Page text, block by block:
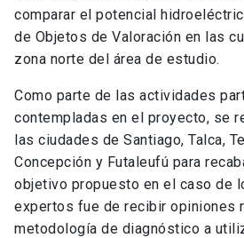
comparar el potencial
de Objetos de Valoración en las
zona norte del área de estudio.
Como parte de las actividades
contempladas en el proyecto, se
las ciudades de Santiago, Talca,
Concepción y Futaleufú para
objetivo propuesto en el caso de
expertos fue de recibir opiniones
metodología de diagnóstico a